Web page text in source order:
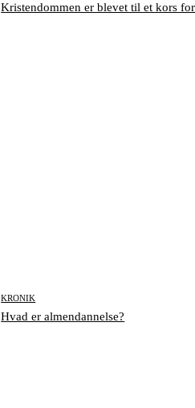
Kristendommen er blevet til et kors
KRONIK
Hvad er almendannelse?